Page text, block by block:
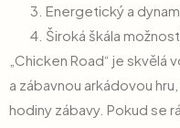
Energetický a
Široká škála
„Chicken Road“ je
a zábavnou arkádovou
hodiny zábavy. Pokud se